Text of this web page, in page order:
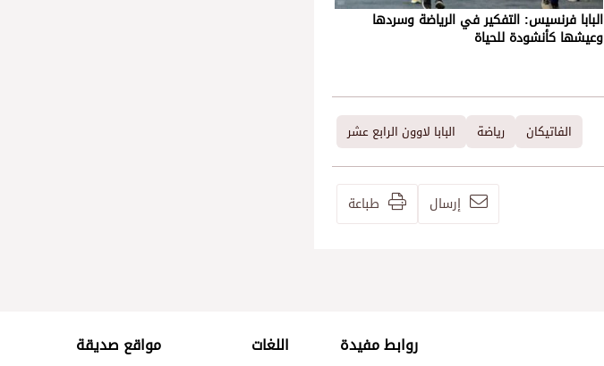
البابا فرنسيس: التفكير في الرياضة وسردها
وعيشها كأنشودة للحياة
الفاتيكان رياضة البابا لاوون الرابع عشر
إرسال طباعة
روابط مفيدة اللغات مواقع صديقة